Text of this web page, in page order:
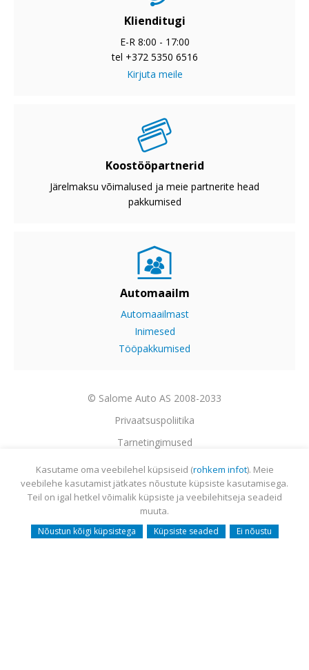
Klienditugi
E-R 8:00 - 17:00
tel +372 5350 6516
Kirjuta meile
Koostööpartnerid
Järelmaksu võimalused ja meie partnerite head
pakkumised
Automaailm
Automaailmast
Inimesed
Tööpakkumised
© Salome Auto AS 2008-2033
Privaatsuspoliitika
Tarnetingimused
Garantii
Utiliseerimine
Sisukaart
Webmail
Kasutame oma veebilehel küpsiseid (rohkem infot). Meie
veebilehe kasutamist jätkates nõustute küpsiste kasutamisega.
Teil on igal hetkel võimalik küpsiste ja veebilehitseja seadeid
muuta.
Nõustun kõigi küpsistega Küpsiste seaded Ei nõustu